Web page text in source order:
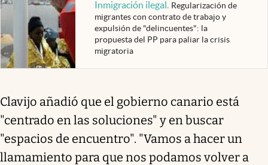
Inmigración ilegal. Regularización de
migrantes con contrato de trabajo y
expulsión de "delincuentes": la
propuesta del PP para paliar la crisis
migratoria
Clavijo añadió que el gobierno canario está
"centrado en las soluciones" y en buscar
"espacios de encuentro". "Vamos a hacer un
llamamiento para que nos podamos volver a